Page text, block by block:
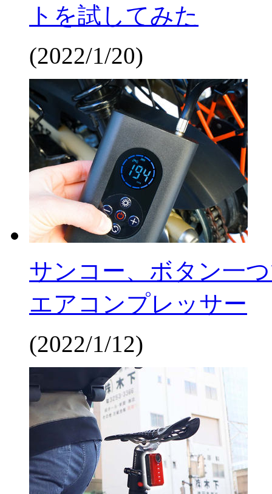
トを試してみた
(2022/1/20)
サンコー、ボタン一
エアコンプレッサー
(2022/1/12)